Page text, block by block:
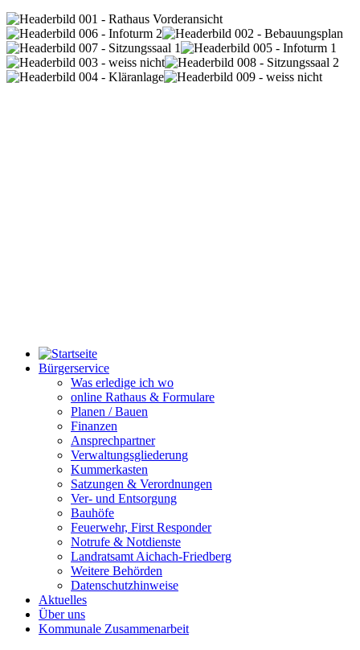
Bürgerservice
Was erledige ich wo
online Rathaus & Formulare
Planen / Bauen
Finanzen
Ansprechpartner
Verwaltungsgliederung
Kummerkasten
Satzungen & Verordnungen
Ver- und Entsorgung
Bauhöfe
Feuerwehr, First Responder
Notrufe & Notdienste
Landratsamt Aichach-Friedberg
Weitere Behörden
Datenschutzhinweise
Aktuelles
Über uns
Kommunale Zusammenarbeit